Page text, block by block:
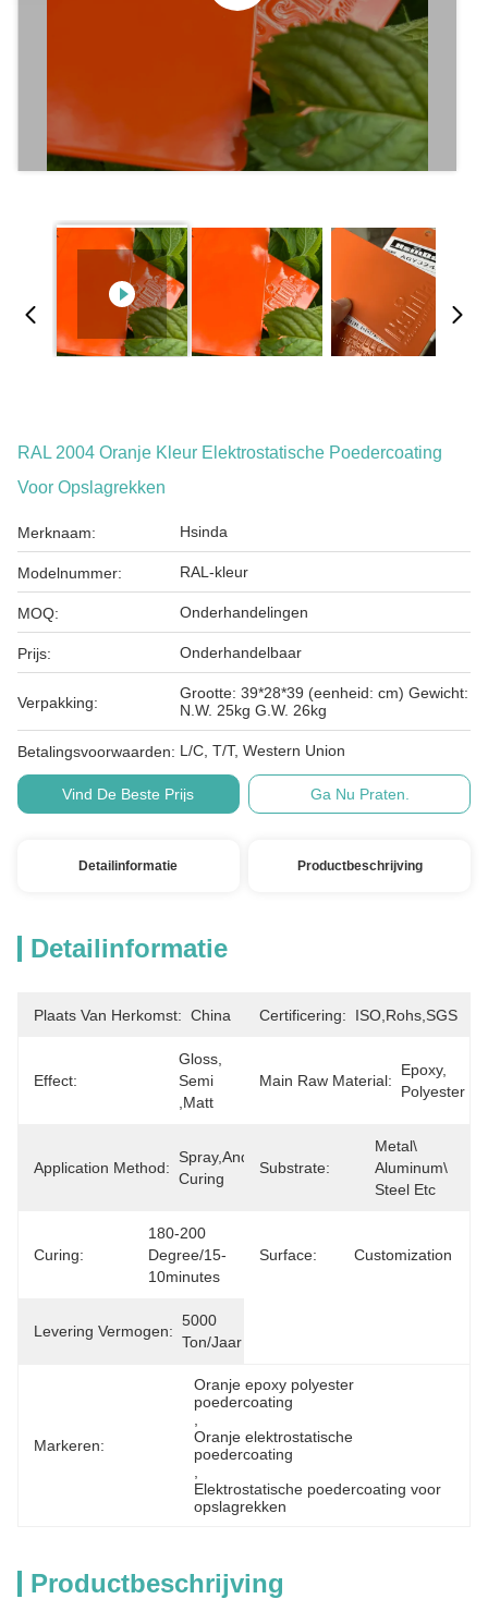
RAL 2004 Oranje Kleur Elektrostatische Poedercoating
Voor Opslagrekken
Merknaam: Hsinda
Modelnummer: RAL-kleur
MOQ: Onderhandelingen
Prijs: Onderhandelbaar
Verpakking:
Grootte: 39*28*39 (eenheid: cm) Gewicht:
N.W. 25kg G.W. 26kg
Betalingsvoorwaarden: L/C, T/T, Western Union
Vind De Beste Prijs Ga Nu Praten.
Detailinformatie Productbeschrijving
Detailinformatie
Plaats Van Herkomst: China Certificering: ISO,Rohs,SGS
Effect:
Gloss,
Semi
,matt
Main Raw Material:
Epoxy,
Polyester
Application Method:
Spray,and
Curing
Substrate:
Metal\
Aluminum\
Steel Etc
Curing:
180-200
Degree/15-
10minutes
Surface: Customization
Levering Vermogen:
5000
Ton/jaar
Markeren:
Oranje epoxy polyester
poedercoating
Oranje elektrostatische
poedercoating
Elektrostatische poedercoating voor
opslagrekken
Productbeschrijving